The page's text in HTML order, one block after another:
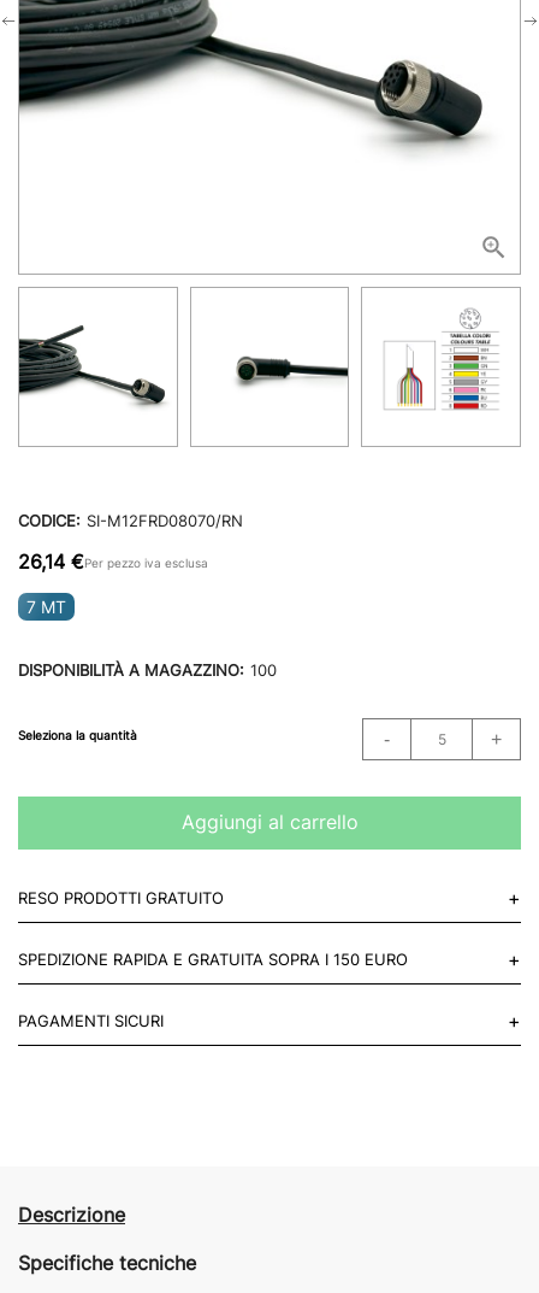
CODICE: SI-M12FRD08070/RN
26,14 €Per pezzo iva esclusa
7 MT
DISPONIBILITÀ A MAGAZZINO: 100
Seleziona la quantità
Aggiungi al carrello
RESO PRODOTTI GRATUITO +
Mettiti in contatto con noi
SPEDIZIONE RAPIDA E GRATUITA SOPRA I 150 EURO +
del mondo.
PAGAMENTI SICURI +
Descrizione
Specifiche tecniche